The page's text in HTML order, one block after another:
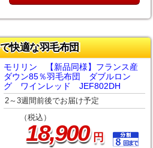
快適な羽毛布団
モリリン 【新品同様】フランス産
ダウン85％羽毛布団 ダブルロン
グ ワインレッド JEF802DH
2～3週間前後でお届け予定
（税込）
18,900円